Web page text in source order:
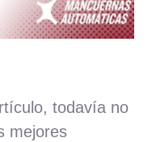
todavía no
mejores